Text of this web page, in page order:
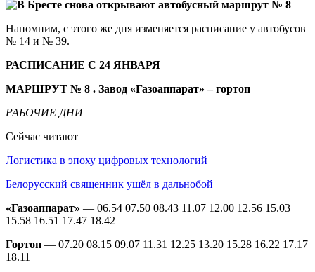
Напомним, с этого же дня изменяется расписание у автобусов
№ 14 и № 39.
РАСПИСАНИЕ С 24 ЯНВАРЯ
МАРШРУТ № 8 . Завод «Газоаппарат» – гортоп
РАБОЧИЕ ДНИ
Сейчас читают
Логистика в эпоху цифровых технологий
Белорусский священник ушёл в дальнобой
«Газоаппарат» — 06.54 07.50 08.43 11.07 12.00 12.56 15.03
15.58 16.51 17.47 18.42
Гортоп — 07.20 08.15 09.07 11.31 12.25 13.20 15.28 16.22 17.17
18.11